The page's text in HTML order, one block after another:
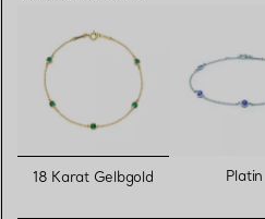
ausgewählt
18 Karat Gelbgold Platin